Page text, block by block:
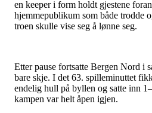
en keeper i form holdt gjestene
hjemmepublikum som både trodde
troen skulle vise seg å lønne seg.
Etter pause fortsatte Bergen Nord i
bare skje. I det 63. spilleminuttet
endelig hull på byllen og satte inn
kampen var helt åpen igjen.